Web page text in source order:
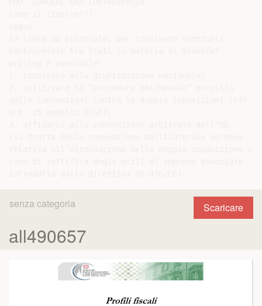
Scaricare
senza categoria
all490657